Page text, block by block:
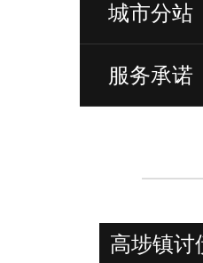
城市分站
服务承诺
高埗镇讨